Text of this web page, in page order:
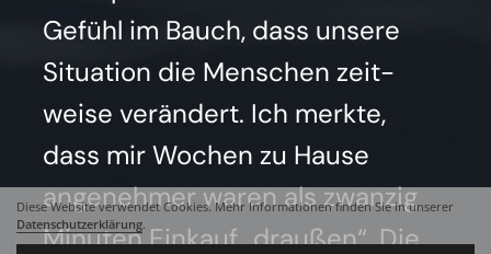
Diese Website verwendet Cookies. Mehr Informationen finden Sie in unserer
Datenschutzerklärung.
Gefühl im Bauch, dass unse­re
Situa­ti­on die Men­schen zeit­
wei­se ver­än­dert. Ich merk­te,
dass mir Wochen zu Hau­se
ange­neh­mer waren als zwan­zig
Minu­ten Ein­kauf „drau­ßen“. Die